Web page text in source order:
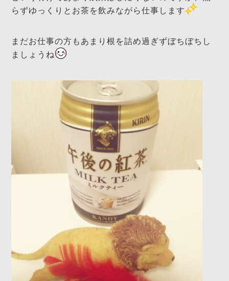
らずゆっくりとお茶を飲みながら仕事します
まだお仕事の方もあまり根を詰め過ぎずぼちぼちし
ましょうね